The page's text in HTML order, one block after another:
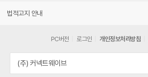
법적고지 안내
PC버전 로그인 개인정보처리방침
(주) 커넥트웨이브